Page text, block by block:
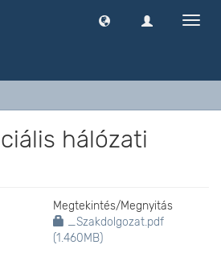
hálózati
Megtekintés/Megnyitás
_Szakdolgozat.pdf
(1.460MB)